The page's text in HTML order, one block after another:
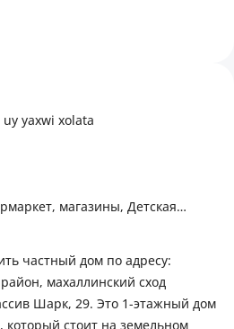
yaxwi xolata
магазины, Детская
Развлекательные заведения,
частный дом по адресу:
махаллинский сход
Шарк, 29. Это 1-этажный дом
стоит на земельном